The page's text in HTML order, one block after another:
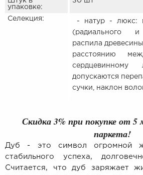
упаковке:
Селекция:
- натур - люкс:
(радиального и
распила
расстоянию
сердцевинному
допускаются
сучки, наклон
Скидка 3% при покупке от
паркета!
Дуб - это символ огромной
стабильного успеха,
Считается, что дуб заряжает